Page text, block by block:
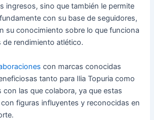
ingresos, sino que también le permite
con su base de seguidores,
su conocimiento sobre lo que funciona
de rendimiento atlético.
con marcas conocidas
tanto para Ilia Topuria como
con las que colabora, ya que estas
figuras influyentes y reconocidas en